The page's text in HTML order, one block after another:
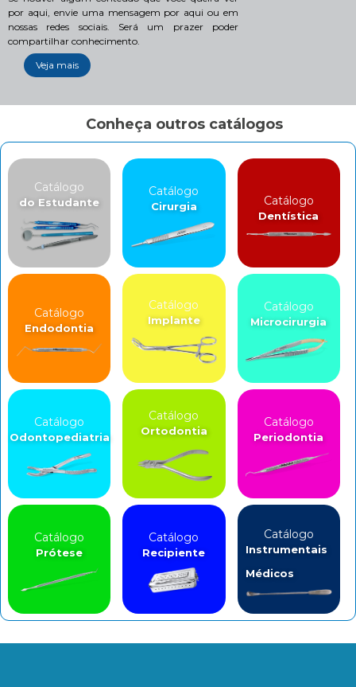
por aqui, envie uma mensagem por aqui ou em
nossas redes sociais. Será um prazer poder
compartilhar conhecimento.
Veja mais
Conheça outros catálogos
Catálogo
do Estudante
Catálogo
Cirurgia Catálogo
Dentística
Catálogo
Endodontia
Catálogo
Implante
Catálogo
Microcirurgia
Catálogo
Odontopediatria
Catálogo
Ortodontia
Catálogo
Periodontia
Catálogo
Prótese
Catálogo
Recipiente
Catálogo
Instrumentais
Médicos